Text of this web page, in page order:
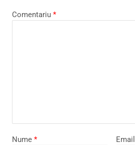
Comentariu *
Nume * Email